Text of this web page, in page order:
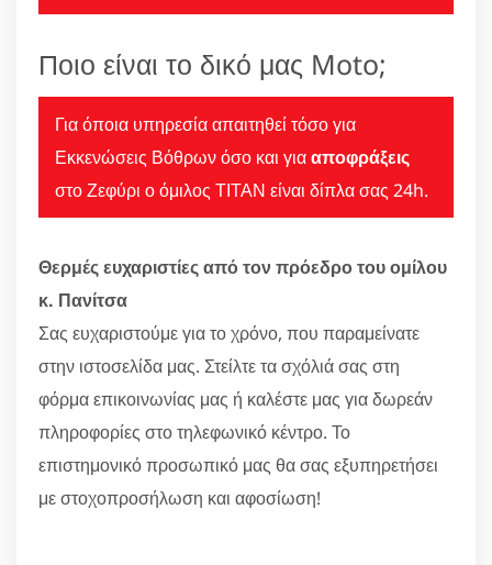
Ποιο είναι το δικό μας Moto;
Για όποια υπηρεσία απαιτηθεί τόσο για
Εκκενώσεις Βόθρων όσο και γιααποφράξεις
στο Ζεφύρι ο όμιλος ΤΙΤΑΝ είναι δίπλα σας 24h.
Θερμές ευχαριστίες από τον πρόεδρο του ομίλου
κ. Πανίτσα
Σας ευχαριστούμε για το χρόνο, που παραμείνατε
στην ιστοσελίδα μας. Στείλτε τα σχόλιά σας στη
φόρμα επικοινωνίας μας ή καλέστε μας για δωρεάν
πληροφορίες στο τηλεφωνικό κέντρο. Το
επιστημονικό προσωπικό μας θα σας εξυπηρετήσει
με στοχοπροσήλωση και αφοσίωση!